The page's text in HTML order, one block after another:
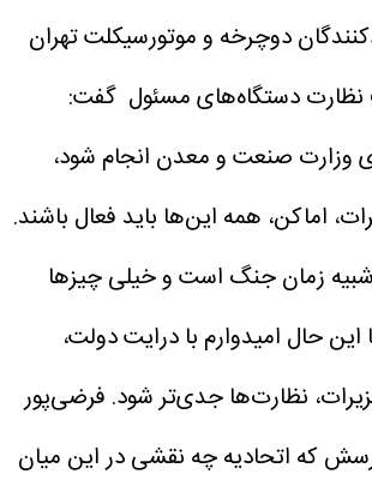
دوچرخه و موتورسیکلت تهران
دستگاه‌های مسئول گفت:
وزارت صنعت و معدن انجام شود،
اماکن، همه این‌ها باید فعال باشند.
شبیه زمان جنگ است و خیلی چیزها
حال امیدوارم با درایت دولت،
نظارت‌ها جدی‌تر شود. فرضی‌پور
که اتحادیه چه نقشی در این میان